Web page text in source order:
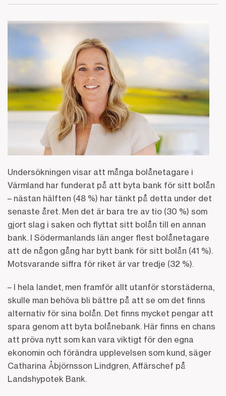
Undersökningen visar att många bolånetagare i
Värmland har funderat på att byta bank för sitt bolån
– nästan hälften (48 %) har tänkt på detta under det
senaste året. Men det är bara tre av tio (30 %) som
gjort slag i saken och flyttat sitt bolån till en annan
bank. I Södermanlands län anger flest bolånetagare
att de någon gång har bytt bank för sitt bolån (41 %).
Motsvarande siffra för riket är var tredje (32 %).
– I hela landet, men framför allt utanför storstäderna,
skulle man behöva bli bättre på att se om det finns
alternativ för sina bolån. Det finns mycket pengar att
spara genom att byta bolånebank. Här finns en chans
att pröva nytt som kan vara viktigt för den egna
ekonomin och förändra upplevelsen som kund, säger
Catharina Åbjörnsson Lindgren, Affärschef på
Landshypotek Bank.